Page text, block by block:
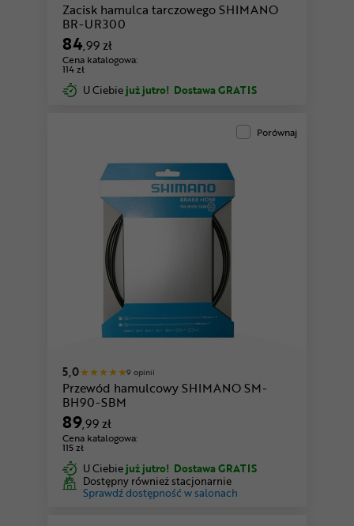
Zacisk hamulca tarczowego SHIMANO
BR-UR300
84,99 zł
Cena katalogowa:
114 zł
U Ciebie już jutro! Dostawa GRATIS
Porównaj
5,0 9 opinii
Przewód hamulcowy SHIMANO SM-
BH90-SBM
89,99 zł
Cena katalogowa:
115 zł
U Ciebie już jutro! Dostawa GRATIS
Dostępny również stacjonarnie
Sprawdź dostępność w salonach